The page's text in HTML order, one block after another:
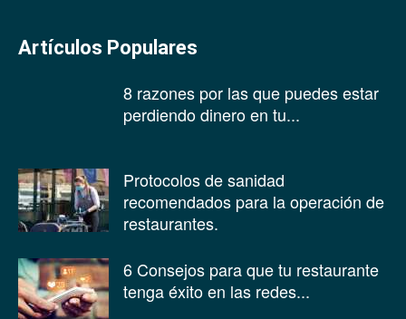
Artículos Populares
8 razones por las que puedes estar
perdiendo dinero en tu...
Protocolos de sanidad
recomendados para la operación de
restaurantes.
6 Consejos para que tu restaurante
tenga éxito en las redes...